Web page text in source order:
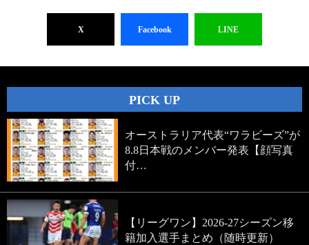
X Facebook LINE
PICK UP
オーストラリア代表“ワラビーズ”が
8.8日本戦のメンバー発表【顔写真
付…
【リーグワン】2026-27シーズン移
籍加入選手まとめ（随時更新）